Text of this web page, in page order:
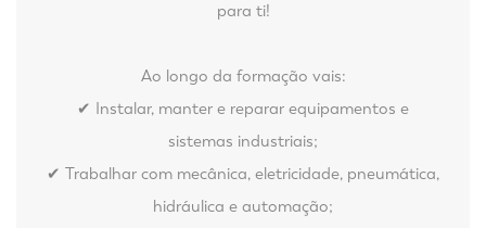
para ti!
Ao longo da formação vais:
✔ Instalar, manter e reparar equipamentos e
sistemas industriais;
✔ Trabalhar com mecânica, eletricidade, pneumática,
hidráulica e automação;